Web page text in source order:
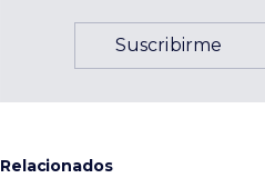
Suscribirme
Relacionados